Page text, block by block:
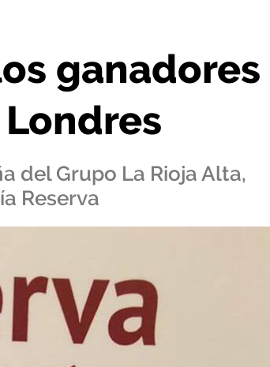
ganadores
Londres
del Grupo La Rioja Alta,
Reserva